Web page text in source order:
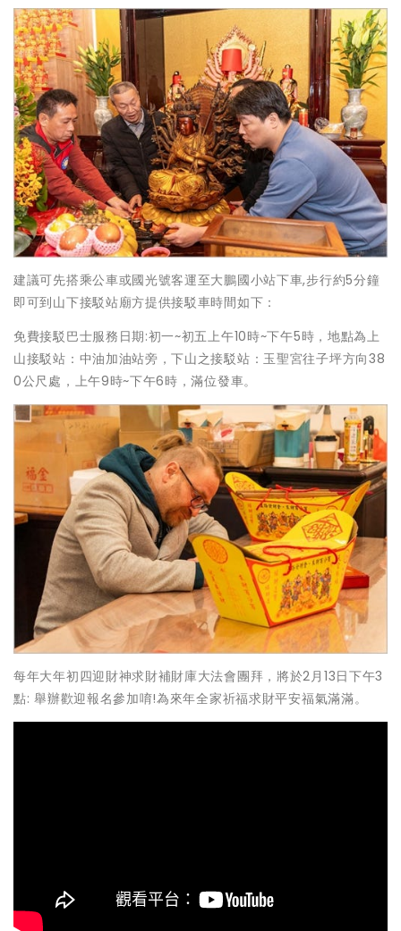
建議可先搭乘公車或國光號客運至大鵬國小站下車,步行約5分鐘
即可到山下接駁站廟方提供接駁車時間如下：
免費接駁巴士服務日期:初一~初五上午10時~下午5時，地點為上
山接駁站：中油加油站旁，下山之接駁站：玉聖宮往子坪方向38
0公尺處，上午9時~下午6時，滿位發車。
每年大年初四迎財神求財補財庫大法會團拜，將於2月13日下午3
點: 舉辦歡迎報名參加唷!為來年全家祈福求財平安福氣滿滿。